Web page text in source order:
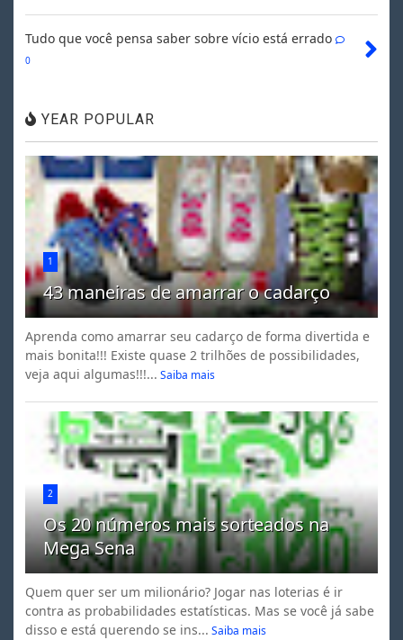
Tudo que você pensa saber sobre vício está errado
0
YEAR POPULAR
1
43 maneiras de amarrar o cadarço
Aprenda como amarrar seu cadarço de forma divertida e
mais bonita!!! Existe quase 2 trilhões de possibilidades,
veja aqui algumas!!!... Saiba mais
2
Os 20 números mais sorteados na
Mega Sena
Quem quer ser um milionário? Jogar nas loterias é ir
contra as probabilidades estatísticas. Mas se você já sabe
disso e está querendo se ins... Saiba mais